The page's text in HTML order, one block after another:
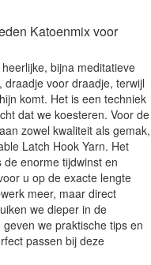
Katoenmix voor
bijna meditatieve
voor draadje, terwijl
komt. Het is een techniek
dat we koesteren. Voor de
zowel kwaliteit als gemak,
Latch Hook Yarn. Het
enorme tijdwinst en
u op de exacte lengte
meer, maar direct
we dieper in de
we praktische tips en
passen bij deze